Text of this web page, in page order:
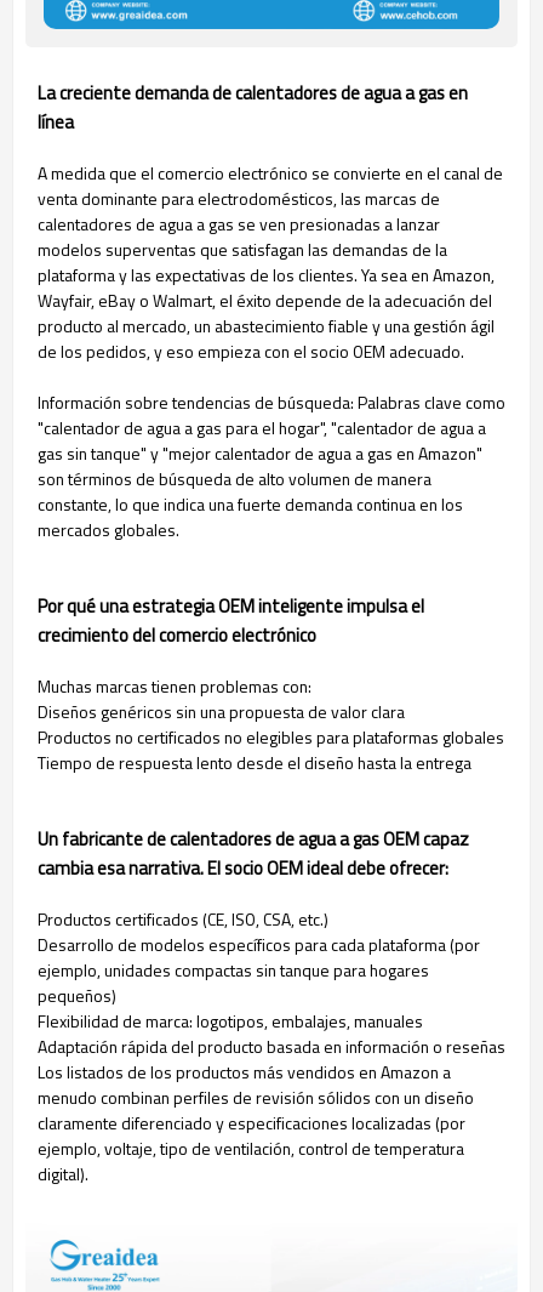
La creciente demanda de calentadores de agua a gas en
línea
A medida que el comercio electrónico se convierte en el canal de
venta dominante para electrodomésticos, las marcas de
calentadores de agua a gas se ven presionadas a lanzar
modelos superventas que satisfagan las demandas de la
plataforma y las expectativas de los clientes. Ya sea en Amazon,
Wayfair, eBay o Walmart, el éxito depende de la adecuación del
producto al mercado, un abastecimiento fiable y una gestión ágil
de los pedidos, y eso empieza con el socio OEM adecuado.
Información sobre tendencias de búsqueda: Palabras clave como
"calentador de agua a gas para el hogar", "calentador de agua a
gas sin tanque" y "mejor calentador de agua a gas en Amazon"
son términos de búsqueda de alto volumen de manera
constante, lo que indica una fuerte demanda continua en los
mercados globales.
Por qué una estrategia OEM inteligente impulsa el
crecimiento del comercio electrónico
Muchas marcas tienen problemas con:
Diseños genéricos sin una propuesta de valor clara
Productos no certificados no elegibles para plataformas globales
Tiempo de respuesta lento desde el diseño hasta la entrega
Un fabricante de calentadores de agua a gas OEM capaz
cambia esa narrativa. El socio OEM ideal debe ofrecer:
Productos certificados (CE, ISO, CSA, etc.)
Desarrollo de modelos específicos para cada plataforma (por
ejemplo, unidades compactas sin tanque para hogares
pequeños)
Flexibilidad de marca: logotipos, embalajes, manuales
Adaptación rápida del producto basada en información o reseñas
Los listados de los productos más vendidos en Amazon a
menudo combinan perfiles de revisión sólidos con un diseño
claramente diferenciado y especificaciones localizadas (por
ejemplo, voltaje, tipo de ventilación, control de temperatura
digital).